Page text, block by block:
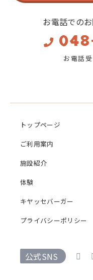
お電話での
お電話
トップページ
ご利用案内
施設紹介
体験
キヤッセバーガー
プライバシーポリシー
公式SNS